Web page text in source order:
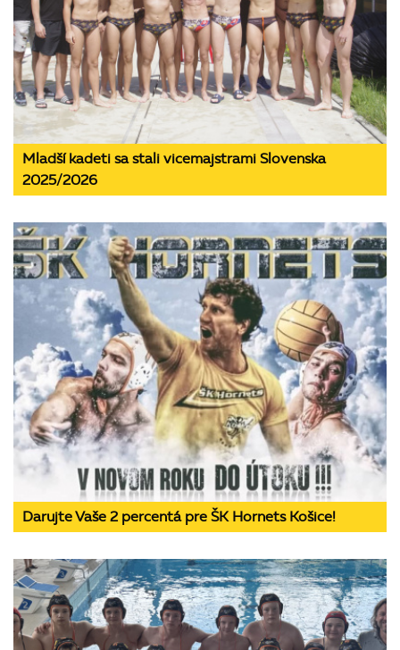
Mladší kadeti sa stali vicemajstrami Slovenska
2025/2026
Darujte Vaše 2 percentá pre ŠK Hornets Košice!